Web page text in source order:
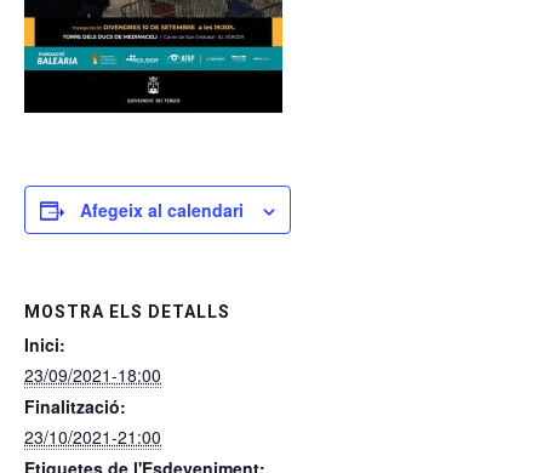
Afegeix al calendari
MOSTRA ELS DETALLS
Inici:
23/09/2021-18:00
Finalització:
23/10/2021-21:00
Etiquetes de l'Esdeveniment: